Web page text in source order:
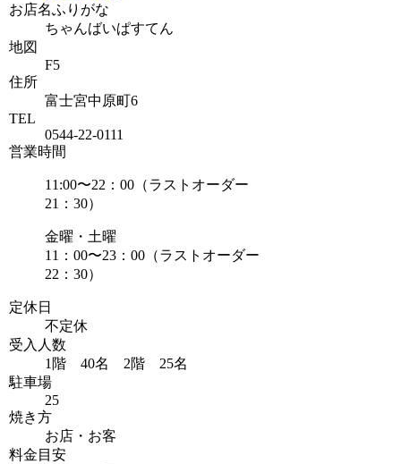
お店名ふりがな
ちゃんばいぱすてん
地図
F5
住所
富士宮中原町6
TEL
0544-22-0111
営業時間
11:00〜22：00（ラストオーダー
21：30）
金曜・土曜
11：00〜23：00（ラストオーダー
22：30）
定休日
不定休
受入人数
1階 40名 2階 25名
駐車場
25
焼き方
お店・お客
料金目安